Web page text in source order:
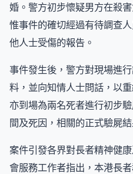
婚。警方初步懷疑男方在殺
惟事件的確切經過有待調查
他人士受傷的報告。
事件發生後，警方對現場進
料，並向知情人士問話，以
亦到場為兩名死者進行初步
間及死因，相關的正式驗屍
案件引發各界對長者精神健
會服務工作者指出，本港長